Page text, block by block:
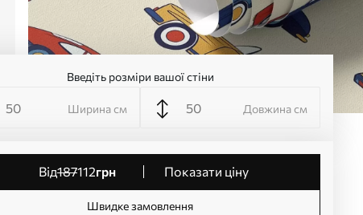
Введіть розміри вашої стіни
Ширина см Довжина см
від187112грн Показати ціну
Швидке замовлення